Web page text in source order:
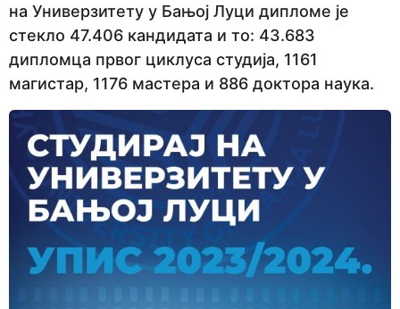
на Универзитету у Бањој Луци дипломе је
стекло 47.406 кандидата и то: 43.683
дипломца првог циклуса студија, 1161
магистар, 1176 мастера и 886 доктора наука.